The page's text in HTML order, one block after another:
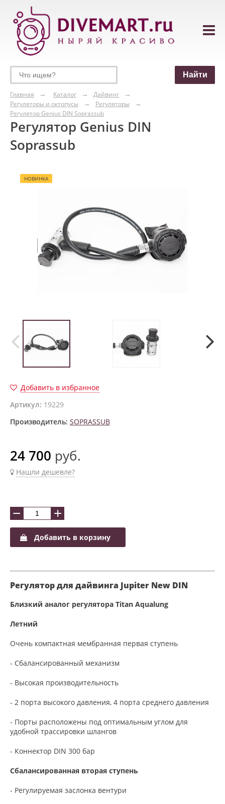
Главная Каталог
Дайвинг
Регуляторы и октопусы
Регуляторы
Регулятор Genius DIN Soprassub
Регулятор Genius DIN
Soprassub
НОВИНКА
Добавить в избранное
Артикул: 19229
Производитель: SOPRASSUB
24 700 руб.
Нашли дешевле?
− +
Добавить в корзину
Регулятор для дайвинга Jupiter New DIN
Близкий аналог регулятора Titan Aqualung
Летний
Очень компактная мембранная первая ступень
- Сбалансированный механизм
- Высокая производительность
- 2 порта высокого давления, 4 порта среднего давления
- Порты расположены под оптимальным углом для
удобной трассировки шлангов
- Коннектор DIN 300 бар
Сбалансированная вторая ступень
- Регулируемая заслонка вентури